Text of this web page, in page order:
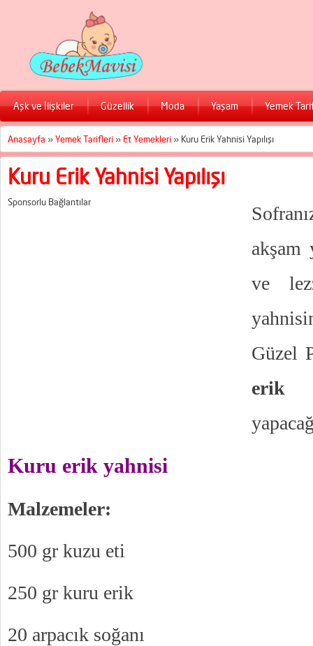
Aşk ve İlişkiler Güzellik Moda Yaşam Yemek
Anasayfa »Yemek Tarifleri » Et Yemekleri » Kuru Erik Yahnisi Yapılışı
Kuru Erik Yahnisi Yapılışı
Sponsorlu Bağlantılar
akşam
ve
Güzel
erik
Kuru erik yahnisi
Malzemeler:
500 gr kuzu eti
250 gr kuru erik
20 arpacık soğanı